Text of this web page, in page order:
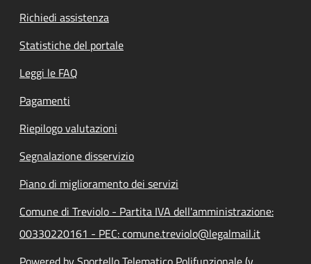
Richiedi assistenza
Statistiche del portale
Leggi le FAQ
Pagamenti
Riepilogo valutazioni
Segnalazione disservizio
Piano di miglioramento dei servizi
Comune di Treviolo - Partita IVA dell'amministrazione:
00330220161 - PEC: comune.treviolo@legalmail.it